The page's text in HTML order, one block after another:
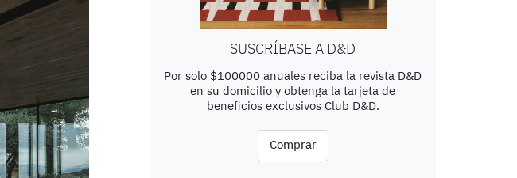
SUSCRÍBASE A D&D
Por solo $100000 anuales reciba la revista D&D
en su domicilio y obtenga la tarjeta de
beneficios exclusivos Club D&D.
Comprar